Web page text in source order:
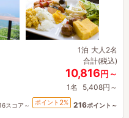
1泊 大人2名
合計(税込)
10,816円～
1名 5,408円～
スコア～ ポイント 2% 216ポイント～